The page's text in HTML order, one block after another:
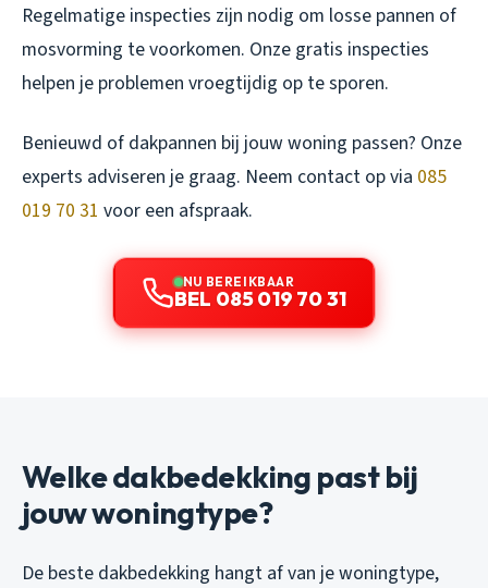
Regelmatige inspecties zijn nodig om losse pannen of
mosvorming te voorkomen. Onze gratis inspecties
helpen je problemen vroegtijdig op te sporen.
Benieuwd of dakpannen bij jouw woning passen? Onze
experts adviseren je graag. Neem contact op via 085
019 70 31 voor een afspraak.
NU BEREIKBAAR
BEL 085 019 70 31
Welke dakbedekking past bij
jouw woningtype?
De beste dakbedekking hangt af van je woningtype,